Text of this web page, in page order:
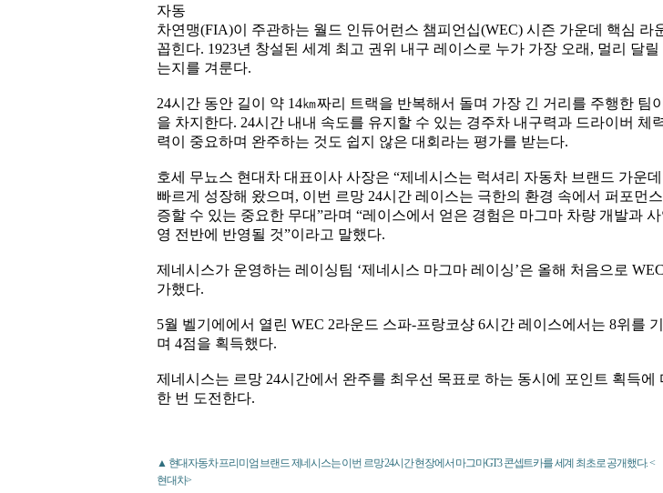
자동
차연맹(FIA)이 주관하는 월드 인듀어런스 챔피언십(WEC) 시즌 가운데 핵심 라
꼽힌다. 1923년 창설된 세계 최고 권위 내구 레이스로 누가 가장 오래, 멀리 달릴
는지를 겨룬다.
24시간 동안 길이 약 14㎞짜리 트랙을 반복해서 돌며 가장 긴 거리를 주행한 팀
을 차지한다. 24시간 내내 속도를 유지할 수 있는 경주차 내구력과 드라이버 체
력이 중요하며 완주하는 것도 쉽지 않은 대회라는 평가를 받는다.
호세 무뇨스 현대차 대표이사 사장은 “제네시스는 럭셔리 자동차 브랜드 가운
빠르게 성장해 왔으며, 이번 르망 24시간 레이스는 극한의 환경 속에서 퍼포먼
증할 수 있는 중요한 무대”라며 “레이스에서 얻은 경험은 마그마 차량 개발과
영 전반에 반영될 것”이라고 말했다.
제네시스가 운영하는 레이싱팀 ‘제네시스 마그마 레이싱’은 올해 처음으로
가했다.
5월 벨기에에서 열린 WEC 2라운드 스파-프랑코샹 6시간 레이스에서는 8위를
며 4점을 획득했다.
제네시스는 르망 24시간에서 완주를 최우선 목표로 하는 동시에 포인트 획득에
한 번 도전한다.
▲ 현대자동차 프리미엄 브랜드 제네시스는 이번 르망 24시간 현장에서 마그마GT3 콘셉트카를 세계 최초로 공개했다. <
현대차>